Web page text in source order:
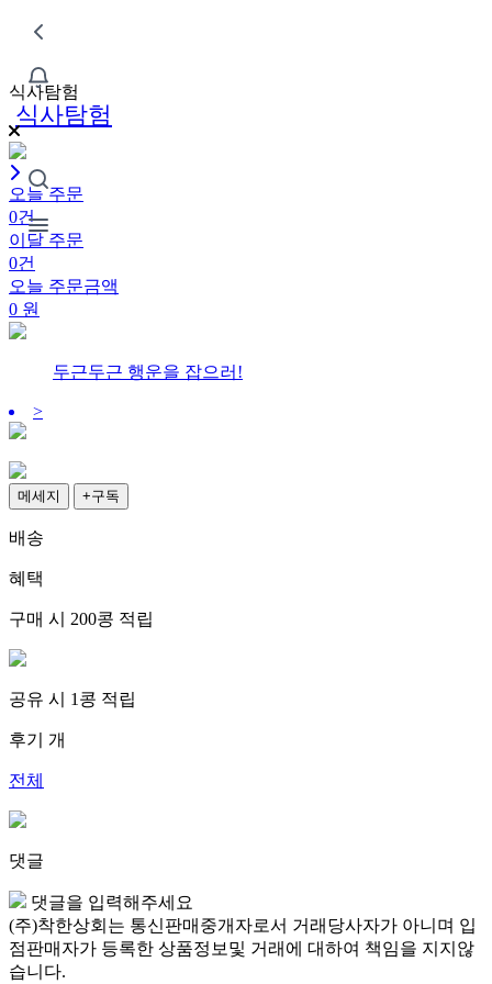
식사탐험
식사탐험
오늘 주문
0건
이달 주문
0건
오늘 주문금액
0 원
두근두근 행운을 잡으러!
>
메세지 +구독
배송
혜택
구매 시 200콩 적립
공유 시 1콩 적립
후기 개
전체
댓글
댓글을 입력해주세요
(주)착한상회는 통신판매중개자로서 거래당사자가 아니며 입
점판매자가 등록한 상품정보및 거래에 대하여 책임을 지지않
습니다.